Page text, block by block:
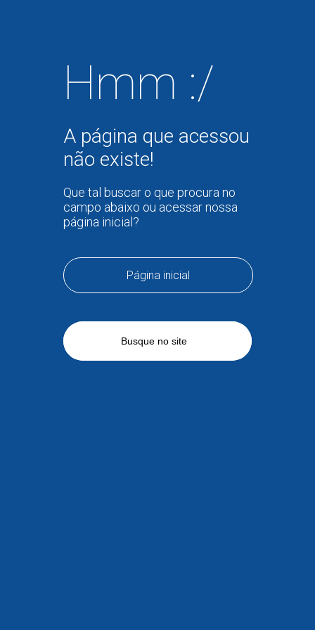
Hmm :/
A página que acessou
não existe!
Que tal buscar o que procura no
campo abaixo ou acessar nossa
página inicial?
Página inicial